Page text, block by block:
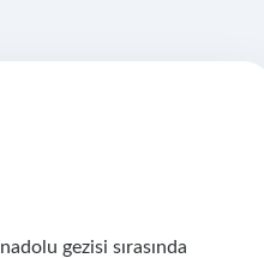
gezisi sırasında